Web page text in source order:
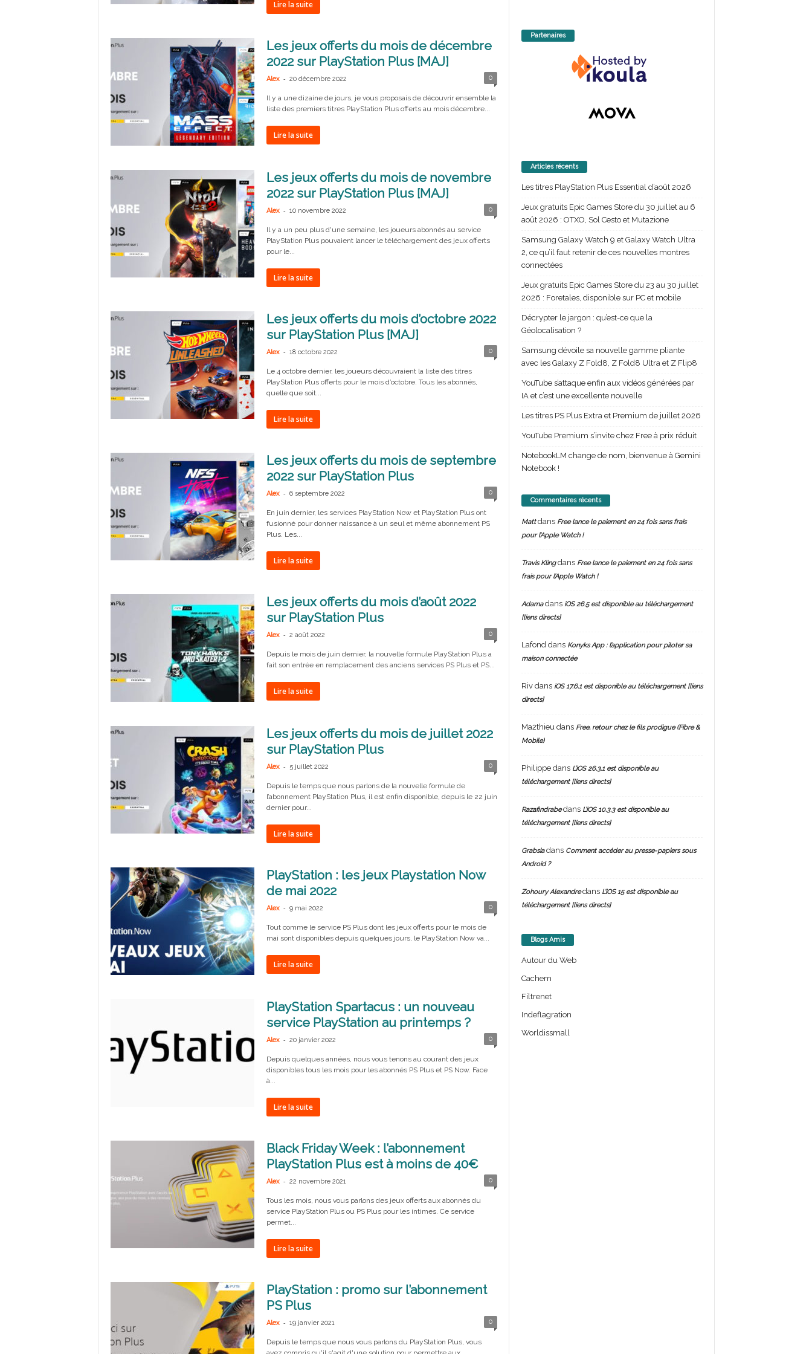
Lire la suite
Les jeux offerts du mois de décembre
2022 sur PlayStation Plus [MAJ]
Alex - 20 décembre 2022 0
Il y a une dizaine de jours, je vous proposais de découvrir ensemble la
liste des premiers titres PlayStation Plus offerts au mois décembre...
Lire la suite
Les jeux offerts du mois de novembre
2022 sur PlayStation Plus [MAJ]
Alex - 10 novembre 2022 0
Il y a un peu plus d'une semaine, les joueurs abonnés au service
PlayStation Plus pouvaient lancer le téléchargement des jeux offerts
pour le...
Lire la suite
Les jeux offerts du mois d’octobre 2022
sur PlayStation Plus [MAJ]
Alex - 18 octobre 2022 0
Le 4 octobre dernier, les joueurs découvraient la liste des titres
PlayStation Plus offerts pour le mois d’octobre. Tous les abonnés,
quelle que soit...
Lire la suite
Les jeux offerts du mois de septembre
2022 sur PlayStation Plus
Alex - 6 septembre 2022 0
En juin dernier, les services PlayStation Now et PlayStation Plus ont
fusionné pour donner naissance à un seul et même abonnement PS
Plus. Les...
Lire la suite
Les jeux offerts du mois d’août 2022
sur PlayStation Plus
Alex - 2 août 2022 0
Depuis le mois de juin dernier, la nouvelle formule PlayStation Plus a
fait son entrée en remplacement des anciens services PS Plus et PS...
Lire la suite
Les jeux offerts du mois de juillet 2022
sur PlayStation Plus
Alex - 5 juillet 2022 0
Depuis le temps que nous parlons de la nouvelle formule de
l’abonnement PlayStation Plus, il est enfin disponible, depuis le 22 juin
dernier pour...
Lire la suite
PlayStation : les jeux Playstation Now
de mai 2022
Alex - 9 mai 2022 0
Tout comme le service PS Plus dont les jeux offerts pour le mois de
mai sont disponibles depuis quelques jours, le PlayStation Now va...
Lire la suite
PlayStation Spartacus : un nouveau
service PlayStation au printemps ?
Alex - 20 janvier 2022 0
Depuis quelques années, nous vous tenons au courant des jeux
disponibles tous les mois pour les abonnés PS Plus et PS Now. Face
à...
Lire la suite
Black Friday Week : l’abonnement
PlayStation Plus est à moins de 40€
Alex - 22 novembre 2021 0
Tous les mois, nous vous parlons des jeux offerts aux abonnés du
service PlayStation Plus ou PS Plus pour les intimes. Ce service
permet...
Lire la suite
PlayStation : promo sur l’abonnement
PS Plus
Alex - 19 janvier 2021 0
Depuis le temps que nous vous parlons du PlayStation Plus, vous
Partenaires
Articles récents
Les titres PlayStation Plus Essential d’août 2026
Jeux gratuits Epic Games Store du 30 juillet au 6
août 2026 : OTXO, Sol Cesto et Mutazione
Samsung Galaxy Watch 9 et Galaxy Watch Ultra
2, ce qu’il faut retenir de ces nouvelles montres
connectées
Jeux gratuits Epic Games Store du 23 au 30 juillet
2026 : Foretales, disponible sur PC et mobile
Décrypter le jargon : qu’est-ce que la
Géolocalisation ?
Samsung dévoile sa nouvelle gamme pliante
avec les Galaxy Z Fold8, Z Fold8 Ultra et Z Flip8
YouTube s’attaque enfin aux vidéos générées par
IA et c’est une excellente nouvelle
Les titres PS Plus Extra et Premium de juillet 2026
YouTube Premium s’invite chez Free à prix réduit
NotebookLM change de nom, bienvenue à Gemini
Notebook !
Commentaires récents
Mattdans Free lance le paiement en 24 fois sans frais
pour l’Apple Watch !
Travis Klingdans Free lance le paiement en 24 fois sans
frais pour l’Apple Watch !
Adamadans iOS 26.5 est disponible au téléchargement
[liens directs]
Lafond dans Konyks App : l’application pour piloter sa
maison connectée
Rivdans iOS 17.6.1 est disponible au téléchargement [liens
directs]
Ma2thieu dans Free, retour chez le fils prodigue (Fibre &
Mobile)
Philippedans L’iOS 26.3.1 est disponible au
téléchargement [liens directs]
Razafindrabedans L’iOS 10.3.3 est disponible au
téléchargement [liens directs]
Grabsiadans Comment accéder au presse-papiers sous
Android ?
Zohoury Alexandredans L’iOS 15 est disponible au
téléchargement [liens directs]
Blogs Amis
Autour du Web
Cachem
Filtrenet
Indeflagration
Worldissmall